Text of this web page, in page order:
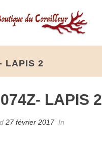
LAPIS 2
LAPIS 2
27 février 2017 In